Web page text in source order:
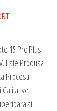
15 Pro Plus
Este Produsa
Procesul
Calitative
si